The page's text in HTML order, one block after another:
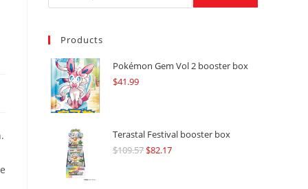
Products
Pokémon Gem Vol 2 booster box
$41.99
Terastal Festival booster box
$109.57Original
$82.17Current